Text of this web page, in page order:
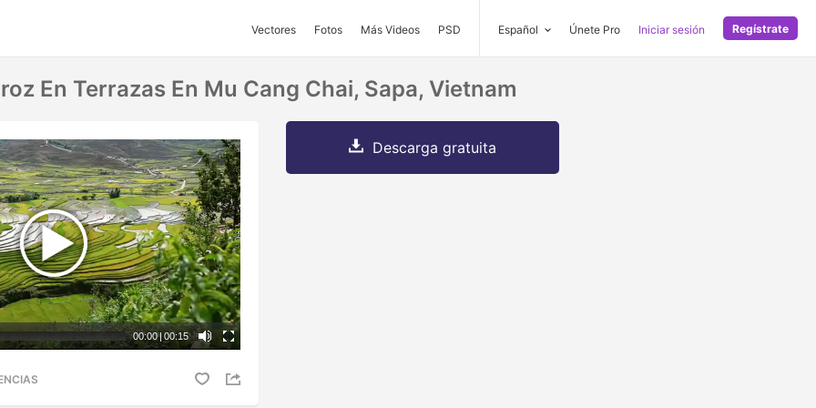
Vectores Fotos Más Videos PSD Español Únete Pro Iniciar sesión Regístrate
En Terrazas En Mu Cang Chai, Sapa, Vietnam
00:00| 00:15
Descarga gratuita